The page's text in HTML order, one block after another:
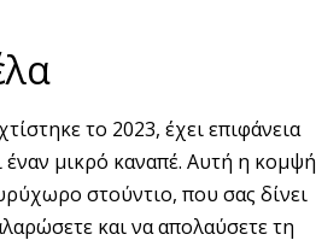
το 2023, έχει επιφάνεια
έναν μικρό καναπέ. Αυτή η κομψή
στούντιο, που σας δίνει
και να απολαύσετε τη